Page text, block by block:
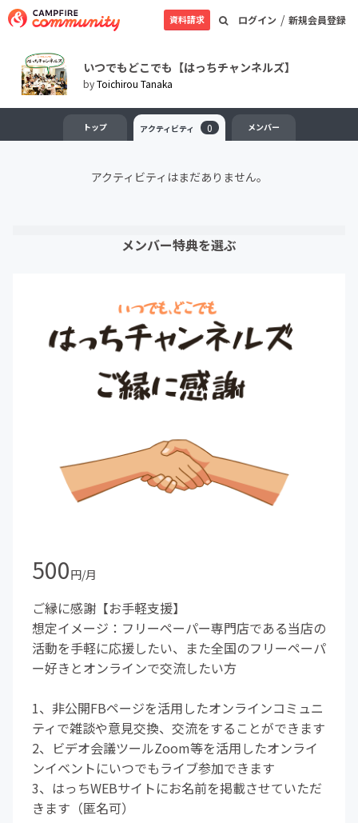
ログイン / 新規会員登録
資料請求
いつでもどこでも【はっちチャンネルズ】
byToichirou Tanaka
トップ アクティビティ 0 メンバー
アクティビティはまだありません。
メンバー特典を選ぶ
500円/月
ご縁に感謝【お手軽支援】
想定イメージ：フリーペーパー専門店である当店の
活動を手軽に応援したい、また全国のフリーペーパ
ー好きとオンラインで交流したい方
1、非公開FBページを活用したオンラインコミュニ
ティで雑談や意見交換、交流をすることができます
2、ビデオ会議ツールZoom等を活用したオンライ
ンイベントにいつでもライブ参加できます
3、はっちWEBサイトにお名前を掲載させていただ
きます（匿名可）